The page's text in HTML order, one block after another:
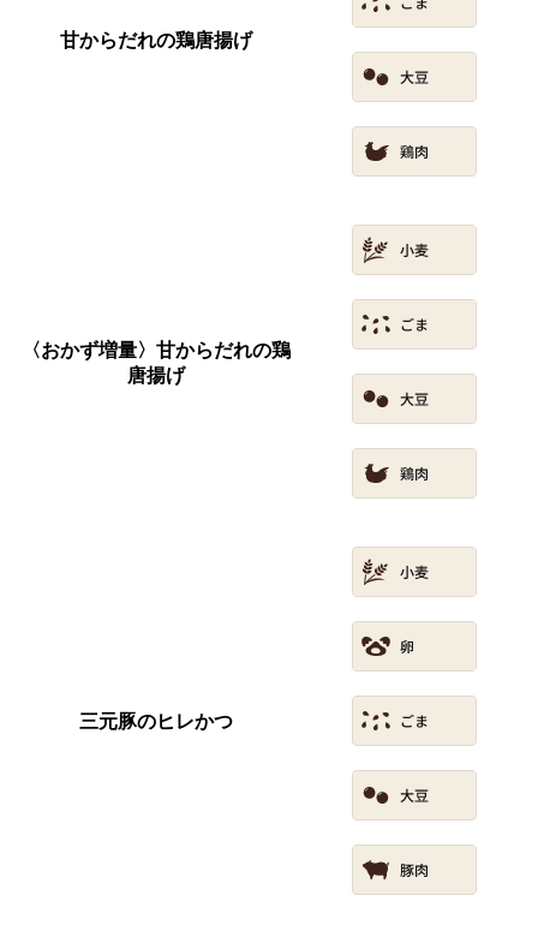
甘からだれの鶏唐揚げ
〈おかず増量〉甘からだれの鶏
唐揚げ
三元豚のヒレかつ